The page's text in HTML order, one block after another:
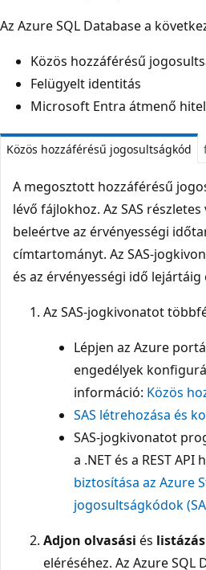
Az Azure SQL Database a
Közös hozzáférésű
Felügyelt identitás
Microsoft Entra átmenő
Közös hozzáférésű jogosultságkód
A megosztott hozzáférésű
lévő fájlokhoz. Az SAS
beleértve az érvényességi
címtartományt. Az SAS-
és az érvényességi idő
Az SAS-jogkivonatot
Lépjen az Azure
engedélyek
információ: Közös
SAS létrehozása és
SAS-jogkivonatot
a .NET és a REST
biztosítása az Azure
jogosultságkódok
Adjon olvasási és
eléréséhez. Az Azure